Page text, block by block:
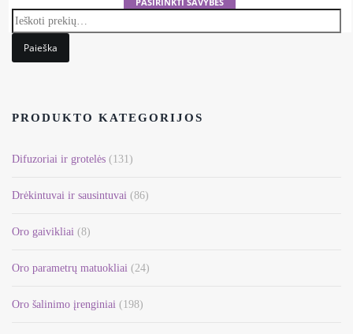
has
Paieška
PRODUKTO KATEGORIJOS
Difuzoriai ir grotelės (131)
Drėkintuvai ir sausintuvai (86)
Oro gaivikliai (8)
Oro parametrų matuokliai (24)
Oro šalinimo įrenginiai (198)